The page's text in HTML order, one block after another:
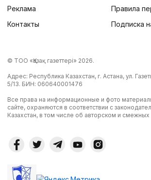
Реклама
Контакты
Правила
Подписка
© ТОО «Қазақ газеттері» 2026.
Адрес: Республика Казахстан, г. Астана, ул.
5/13. БИН: 060640001476
Все права на информационные и фото
сайте, охраняются в соответствии с
Казахстан, в том числе об авторском и смежных